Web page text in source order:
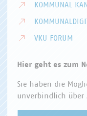
KOMMUNAL
VKU FORUM
Hier geht es zum
Sie haben die
unverbindlich über